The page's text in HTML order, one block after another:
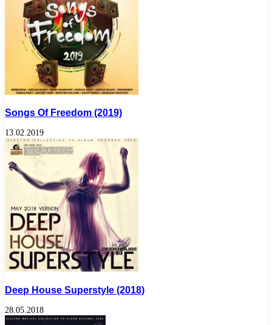
Songs Of Freedom (2019)
13.02.2019
Deep House Superstyle (2018)
28.05.2018